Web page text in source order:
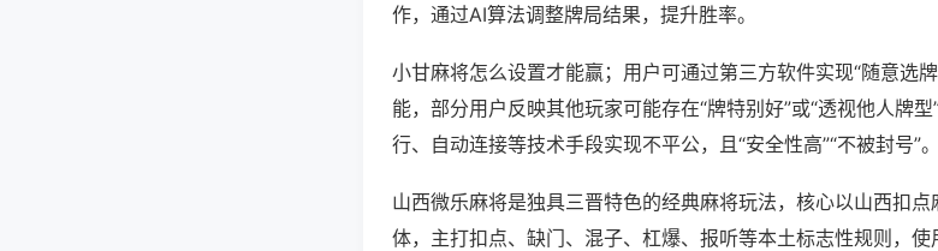
作，通过AI算法调整牌局结果，提升胜率。
小甘麻将怎么设置才能赢；用户可通过第三方软件实现“随意选牌
能，部分用户反映其他玩家可能存在“牌特别好”或“透视他人牌
行、自动连接等技术手段实现不平公，且“安全性高”“不被封号”。
山西微乐麻将是独具三晋特色的经典麻将玩法，核心以山西扣
体，主打扣点、缺门、混子、杠爆、报听等本土标志性规则，